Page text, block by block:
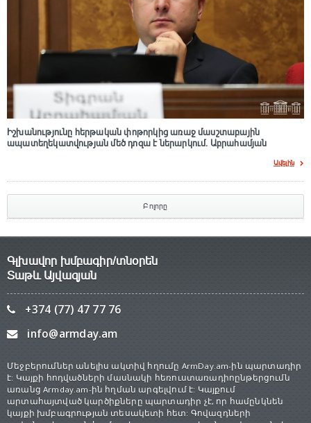
Իշխանությունը հերթական փոթորկից առաջ մասշտաբային
ապատեղեկատվության մեծ դnզա է ներարկում․ Աբրահամյան
Ավելին
Բոլորը
Գլխավոր խմբագիր/տնօրեն
Տաթև Այվազյան
+374 (77) 47 77 76
info@armday.am
Մեջբերումներ անելիս ակտիվ հղումը ArmDay.am-ին պարտադիր
է: Կայքի հոդվածների մասնակի հեռուստառադիոընթերցումն
առանց Armday.am-ին հղման արգելվում է: Կայքում
արտահայտված կարծիքները պարտադիր չէ, որ համընկնեն
կայքի խմբագրության տեսակետի հետ: Գովազդների